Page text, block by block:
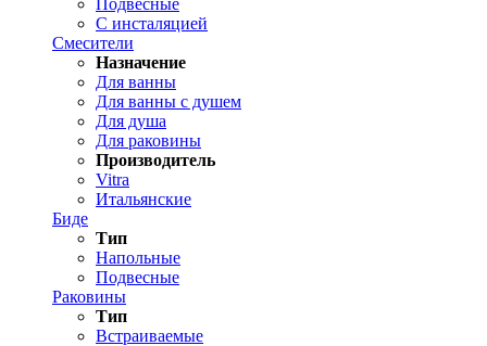
Подвесные
С инсталяцией
Смесители
Назначение
Для ванны
Для ванны с душем
Для душа
Для раковины
Производитель
Vitra
Итальянские
Биде
Тип
Напольные
Подвесные
Раковины
Тип
Встраиваемые